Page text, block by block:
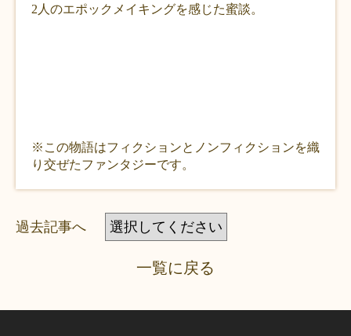
2人のエポックメイキングを感じた蜜談。
※この物語はフィクションとノンフィクションを織
り交ぜたファンタジーです。
過去記事へ
一覧に戻る